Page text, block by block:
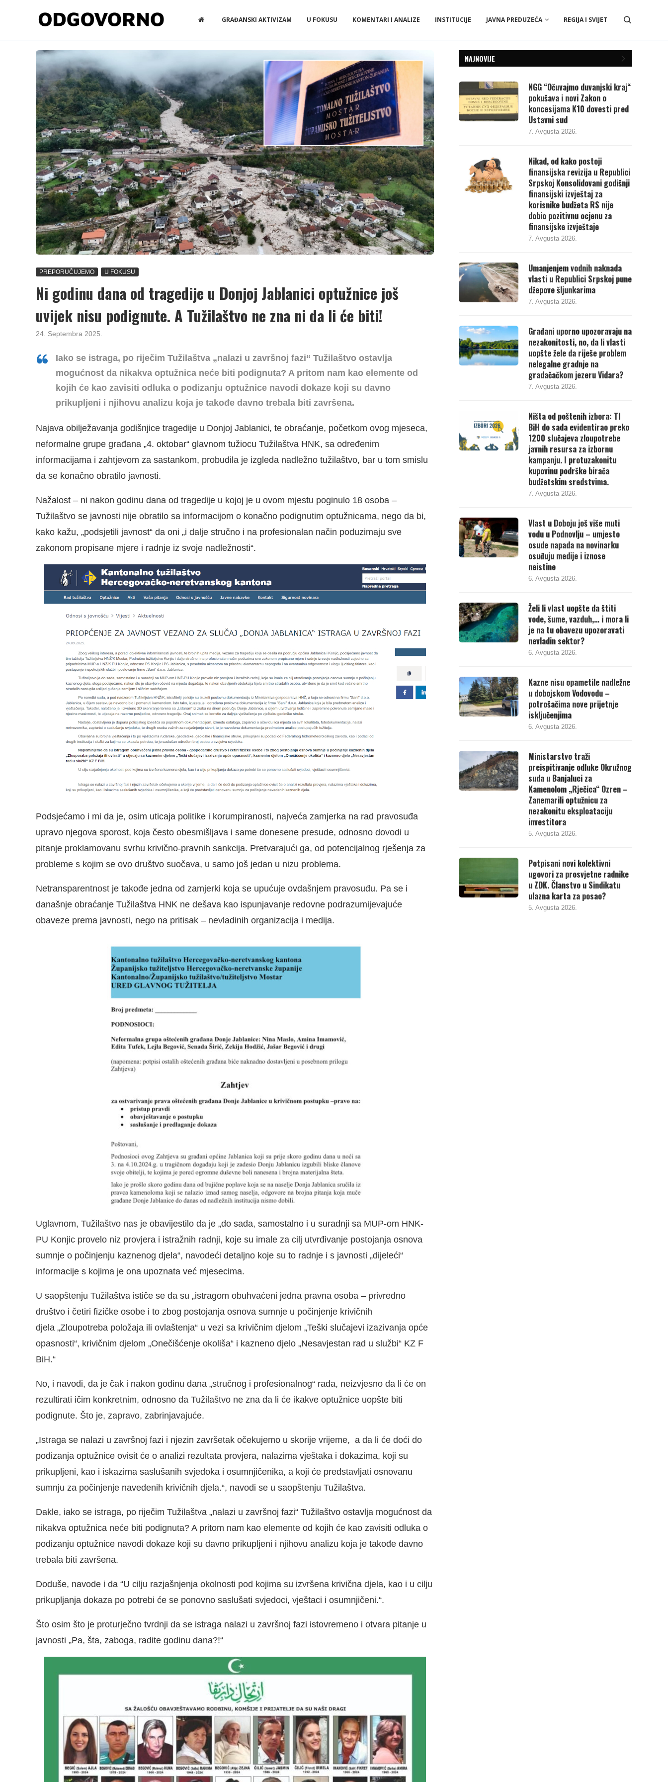
GRAĐANSKI AKTIVIZAM U FOKUSU KOMENTARI I ANALIZE INSTITUCIJE JAVNA PREDUZEĆA REGIJA I SVIJET
PREPORUČUJEMO U FOKUSU
Ni godinu dana od tragedije u Donjoj Jablanici optužnice još
uvijek nisu podignute. A Tužilaštvo ne zna ni da li će biti!
24. Septembra 2025.
Iako se istraga, po riječim Tužilaštva „nalazi u završnoj fazi“ Tužilaštvo ostavlja
mogućnost da nikakva optužnica neće biti podignuta? A pritom nam kao elemente od
kojih će kao zavisiti odluka o podizanju optužnice navodi dokaze koji su davno
prikupljeni i njihovu analizu koja je takođe davno trebala biti završena.
Najava obilježavanja godišnjice tragedije u Donjoj Jablanici, te obraćanje, početkom ovog mjeseca,
neformalne grupe građana „4. oktobar“ glavnom tužiocu Tužilaštva HNK, sa određenim
informacijama i zahtjevom za sastankom, probudila je izgleda nadležno tužilaštvo, bar u tom smislu
da se konačno obratilo javnosti.
Nažalost – ni nakon godinu dana od tragedije u kojoj je u ovom mjestu poginulo 18 osoba –
Tužilaštvo se javnosti nije obratilo sa informacijom o konačno podignutim optužnicama, nego da bi,
kako kažu, „podsjetili javnost“ da oni „i dalje stručno i na profesionalan način poduzimaju sve
zakonom propisane mjere i radnje iz svoje nadležnosti“.
Podsjećamo i mi da je, osim uticaja politike i korumpiranosti, najveća zamjerka na rad pravosuđa
upravo njegova sporost, koja često obesmišljava i same donesene presude, odnosno dovodi u
pitanje proklamovanu svrhu krivično-pravnih sankcija. Pretvarajući ga, od potencijalnog rješenja za
probleme s kojim se ovo društvo suočava, u samo još jedan u nizu problema.
Netransparentnost je takođe jedna od zamjerki koja se upućuje ovdašnjem pravosuđu. Pa se i
današnje obraćanje Tužilaštva HNK ne dešava kao ispunjavanje redovne podrazumijevajuće
obaveze prema javnosti, nego na pritisak – nevladinih organizacija i medija.
Uglavnom, Tužilaštvo nas je obavijestilo da je „do sada, samostalno i u suradnji sa MUP-om HNK-
PU Konjic provelo niz provjera i istražnih radnji, koje su imale za cilj utvrđivanje postojanja osnova
sumnje o počinjenju kaznenog djela“, navodeći detaljno koje su to radnje i s javnosti „dijeleći“
informacije s kojima je ona upoznata već mjesecima.
U saopštenju Tužilaštva ističe se da su „istragom obuhvaćeni jedna pravna osoba – privredno
društvo i četiri fizičke osobe i to zbog postojanja osnova sumnje u počinjenje krivičnih
djela „Zloupotreba položaja ili ovlaštenja“ u vezi sa krivičnim djelom „Teški slučajevi izazivanja opće
opasnosti“, krivičnim djelom „Onečišćenje okoliša“ i kazneno djelo „Nesavjestan rad u službi“ KZ F
BiH.“
No, i navodi, da je čak i nakon godinu dana „stručnog i profesionalnog“ rada, neizvjesno da li će on
rezultirati ičim konkretnim, odnosno da Tužilaštvo ne zna da li će ikakve optužnice uopšte biti
podignute. Što je, zapravo, zabrinjavajuće.
„Istraga se nalazi u završnoj fazi i njezin završetak očekujemo u skorije vrijeme, a da li će doći do
podizanja optužnice ovisit će o analizi rezultata provjera, nalazima vještaka i dokazima, koji su
prikupljeni, kao i iskazima saslušanih svjedoka i osumnjičenika, a koji će predstavljati osnovanu
sumnju za počinjenje navedenih krivičnih djela.“, navodi se u saopštenju Tužilaštva.
Dakle, iako se istraga, po riječim Tužilaštva „nalazi u završnoj fazi“ Tužilaštvo ostavlja mogućnost da
nikakva optužnica neće biti podignuta? A pritom nam kao elemente od kojih će kao zavisiti odluka o
podizanju optužnice navodi dokaze koji su davno prikupljeni i njihovu analizu koja je takođe davno
trebala biti završena.
Doduše, navode i da “U cilju razjašnjenja okolnosti pod kojima su izvršena krivična djela, kao i u cilju
prikupljanja dokaza po potrebi će se ponovno saslušati svjedoci, vještaci i osumnjičeni.“.
Što osim što je proturječno tvrdnji da se istraga nalazi u završnoj fazi istovremeno i otvara pitanje u
javnosti „Pa, šta, zaboga, radite godinu dana?!“
NAJNOVIJE
NGG “Očuvajmo duvanjski kraj“
pokušava i novi Zakon o
koncesijama K10 dovesti pred
Ustavni sud
7. Avgusta 2026.
Nikad, od kako postoji
finansijska revizija u Republici
Srpskoj Konsolidovani godišnji
finansijski izvještaj za
korisnike budžeta RS nije
dobio pozitivnu ocjenu za
finansijske izvještaje
7. Avgusta 2026.
Umanjenjem vodnih naknada
vlasti u Republici Srpskoj pune
džepove šljunkarima
7. Avgusta 2026.
Građani uporno upozoravaju na
nezakonitosti, no, da li vlasti
uopšte žele da riješe problem
nelegalne gradnje na
gradačačkom jezeru Vidara?
7. Avgusta 2026.
Ništa od poštenih izbora: TI
BiH do sada evidentirao preko
1200 slučajeva zloupotrebe
javnih resursa za izbornu
kampanju. I protuzakonitu
kupovinu podrške birača
budžetskim sredstvima.
7. Avgusta 2026.
Vlast u Doboju još više muti
vodu u Podnovlju – umjesto
osude napada na novinarku
osuđuju medije i iznose
neistine
6. Avgusta 2026.
Želi li vlast uopšte da štiti
vode, šume, vazduh,… i mora li
je na tu obavezu upozoravati
nevladin sektor?
6. Avgusta 2026.
Kazne nisu opametile nadležne
u dobojskom Vodovodu –
potrošačima nove prijetnje
isključenjima
6. Avgusta 2026.
Ministarstvo traži
preispitivanje odluke Okružnog
suda u Banjaluci za
Kamenolom „Rječica“ Ozren –
Zanemarili optužnicu za
nezakonitu eksploataciju
investitora
5. Avgusta 2026.
Potpisani novi kolektivni
ugovori za prosvjetne radnike
u ZDK. Članstvo u Sindikatu
ulazna karta za posao?
5. Avgusta 2026.